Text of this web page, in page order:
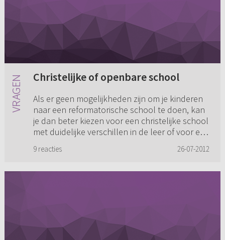
Christelijke of openbare school
Als er geen mogelijkheden zijn om je kinderen
naar een reformatorische school te doen, kan
je dan beter kiezen voor een christelijke school
met duidelijke verschillen in de leer of voor een
9 reacties 26-07-2012